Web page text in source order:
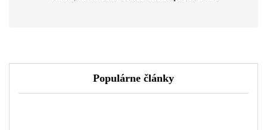
Populárne články